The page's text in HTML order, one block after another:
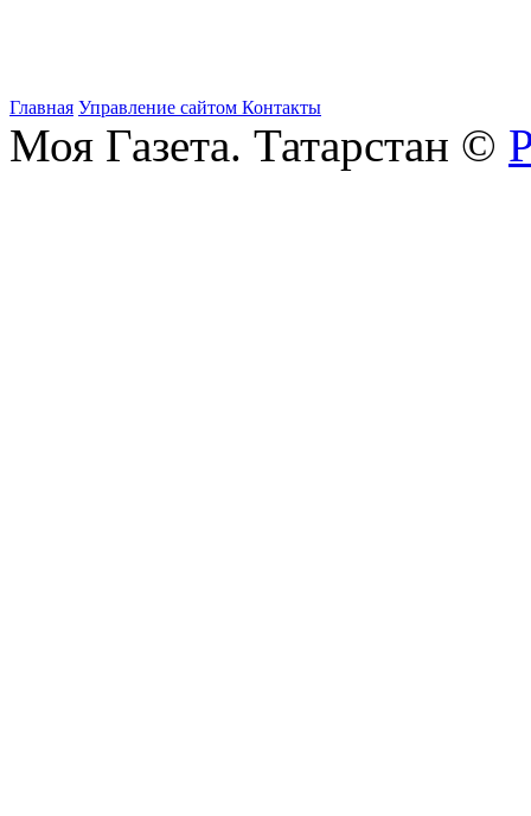
Главная Управление сайтом Контакты
Моя Газета. Татарстан ©